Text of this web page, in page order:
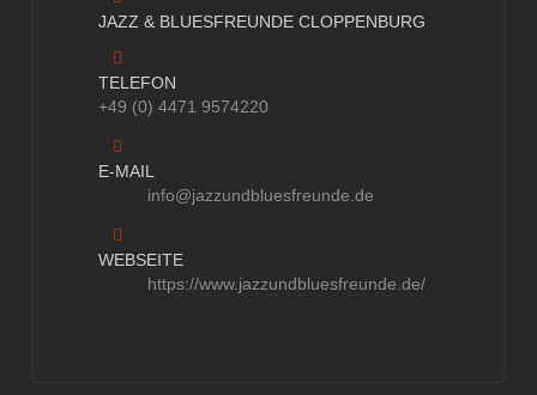
JAZZ & BLUESFREUNDE CLOPPENBURG
TELEFON
+49 (0) 4471 9574220
E-MAIL
info@jazzundbluesfreunde.de
WEBSEITE
https://www.jazzundbluesfreunde.de/